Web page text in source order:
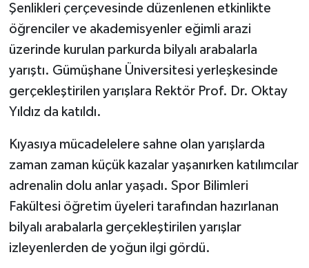
Şenlikleri çerçevesinde düzenlenen etkinlikte
öğrenciler ve akademisyenler eğimli arazi
üzerinde kurulan parkurda bilyalı arabalarla
yarıştı. Gümüşhane Üniversitesi yerleşkesinde
gerçekleştirilen yarışlara Rektör Prof. Dr. Oktay
Yıldız da katıldı.
Kıyasıya mücadelelere sahne olan yarışlarda
zaman zaman küçük kazalar yaşanırken katılımcılar
adrenalin dolu anlar yaşadı. Spor Bilimleri
Fakültesi öğretim üyeleri tarafından hazırlanan
bilyalı arabalarla gerçekleştirilen yarışlar
izleyenlerden de yoğun ilgi gördü.